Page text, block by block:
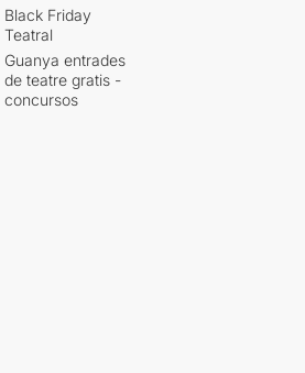
Black Friday
Teatral
Guanya entrades
de teatre gratis -
concursos